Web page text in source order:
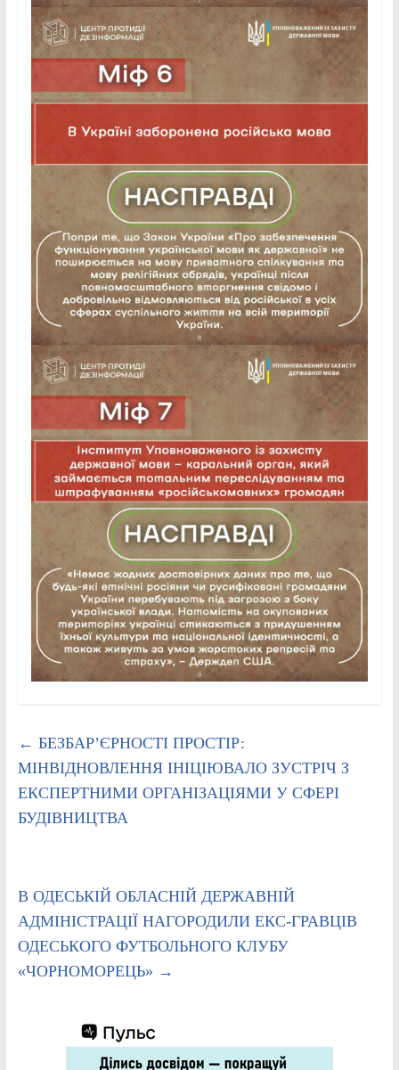
← БЕЗБАР’ЄРНОСТІ ПРОСТІР:
МІНВІДНОВЛЕННЯ ІНІЦІЮВАЛО ЗУСТРІЧ З
ЕКСПЕРТНИМИ ОРГАНІЗАЦІЯМИ У СФЕРІ
БУДІВНИЦТВА
В ОДЕСЬКІЙ ОБЛАСНІЙ ДЕРЖАВНІЙ
АДМІНІСТРАЦІЇ НАГОРОДИЛИ ЕКС-ГРАВЦІВ
ОДЕСЬКОГО ФУТБОЛЬНОГО КЛУБУ
«ЧОРНОМОРЕЦЬ» →